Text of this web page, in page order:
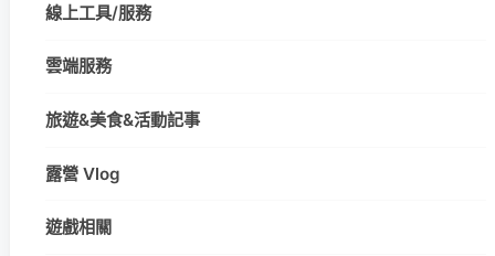
線上工具/服務
雲端服務
旅遊&美食&活動記事
露營 Vlog
遊戲相關